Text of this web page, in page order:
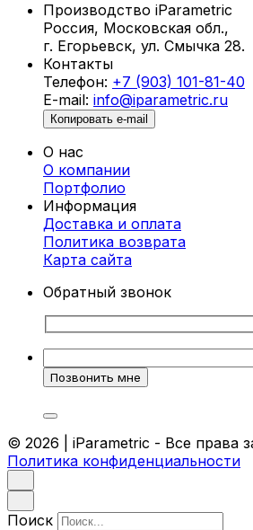
Производство iParametric
Россия, Московская обл.,
г. Егорьевск, ул. Смычка 28.
Контакты
Телефон: +7 (903) 101-81-40
E-mail: info@iparametric.ru
Копировать e-mail
О нас
О компании
Портфолио
Информация
Доставка и оплата
Политика возврата
Карта cайта
Обратный звонок
© 2026 | iParametric - Все права
Политика конфиденциальности
Поиск